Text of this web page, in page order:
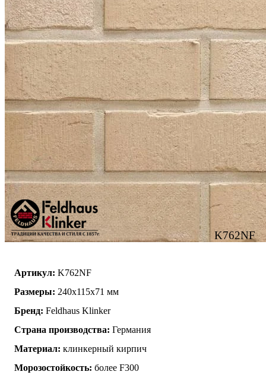
K762NF
Артикул: K762NF
Размеры: 240х115х71 мм
Бренд: Feldhaus Klinker
Страна производства: Германия
Материал: клинкерный кирпич
Морозостойкость: более F300